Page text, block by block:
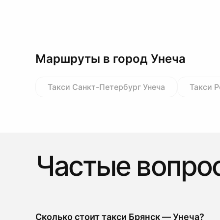
Маршруты в город Унеча
Такси Санкт-Петербург Унеча Такси
Частые
Сколько стоит такси Брянск — Унеча?